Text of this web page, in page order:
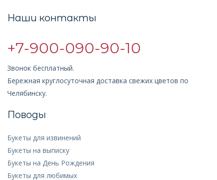
Наши контакты
+7-900-090-90-10
Звонок бесплатный.
Бережная круглосуточная доставка свежих цветов по
Челябинску.
Поводы
Букеты для извинений
Букеты на выписку
Букеты на День Рождения
Букеты для любимых